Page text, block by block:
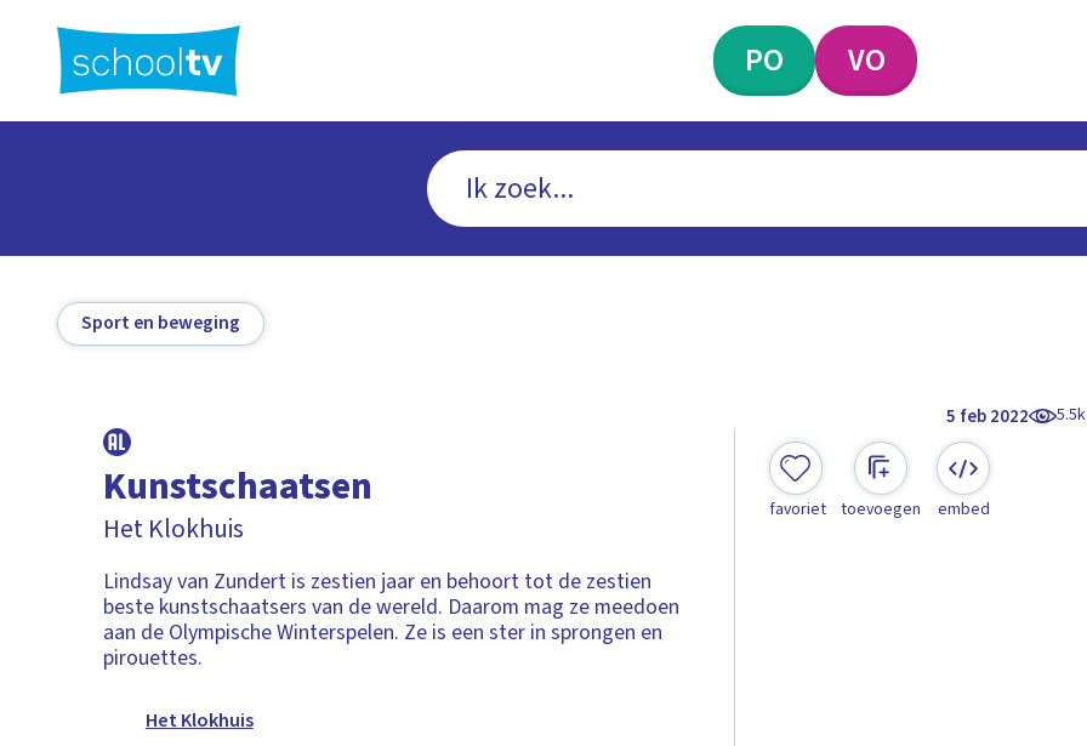
hoofdinhoud
PO VO
Sport en beweging
5 feb 2022 5.5k
Kunstschaatsen
Het Klokhuis
Lindsay van Zundert is zestien jaar en behoort tot de zestien
beste kunstschaatsers van de wereld. Daarom mag ze meedoen
aan de Olympische Winterspelen. Ze is een ster in sprongen en
pirouettes.
Het Klokhuis
favoriet toevoegen embed